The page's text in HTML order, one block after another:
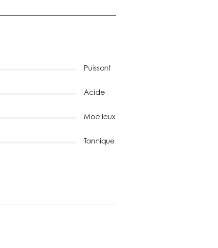
Puissant
Acide
Moelleux
Tannique